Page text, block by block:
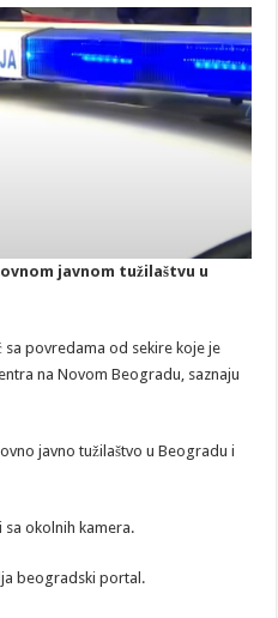
javnom tužilaštvu u
povredama od sekire koje je
na Novom Beogradu, saznaju
javno tužilaštvo u Beogradu i
sa okolnih kamera.
beogradski portal.